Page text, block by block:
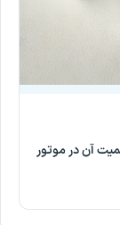
آن در موتور